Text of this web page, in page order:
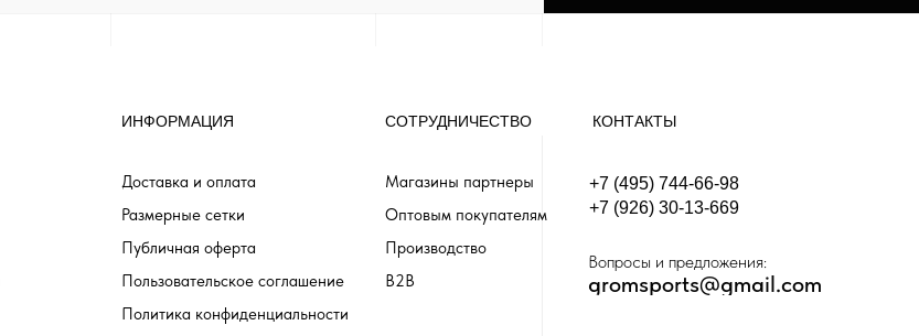
ИНФОРМАЦИЯ
Доставка и оплата
Производство
Размерные сетки
Публичная оферта
Пользовательское соглашение
СОТРУДНИЧЕСТВО
Магазины партнеры
Оптовым покупателям
КОНТАКТЫ
+7 (495) 744-66-98
+7 (926) 30-13-669
gromsports@gmail.com
Вопросы и предложения:
Политика конфиденциальности
B2B